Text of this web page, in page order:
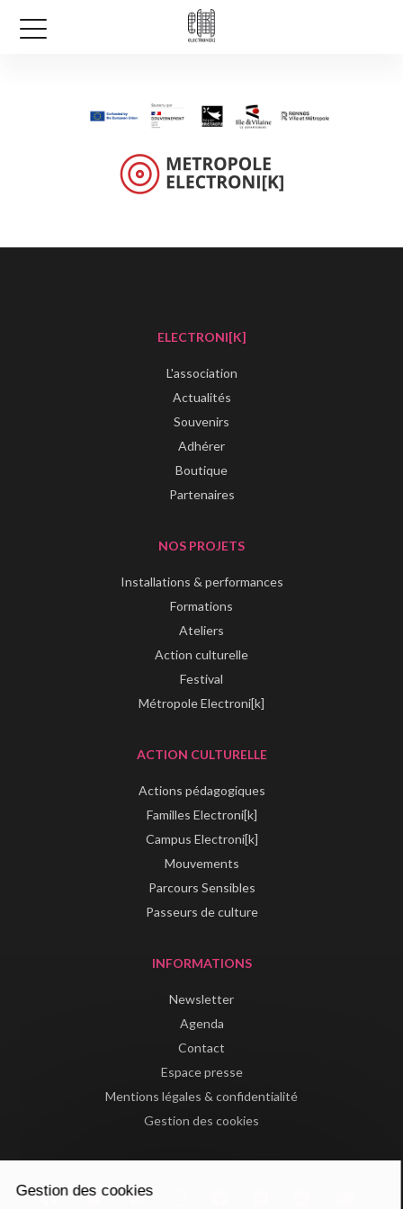
ELECTRONI[K]
L'association
Actualités
Souvenirs
Adhérer
Boutique
Partenaires
NOS PROJETS
Installations & performances
Formations
Ateliers
Action culturelle
Festival
Métropole Electroni[k]
ACTION CULTURELLE
Actions pédagogiques
Familles Electroni[k]
Campus Electroni[k]
Mouvements
Parcours Sensibles
Passeurs de culture
INFORMATIONS
Newsletter
Agenda
Contact
Espace presse
Mentions légales & confidentialité
Gestion des cookies
Gestion des cookies